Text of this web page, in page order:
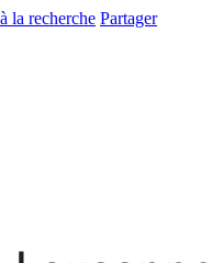
la recherche Partager